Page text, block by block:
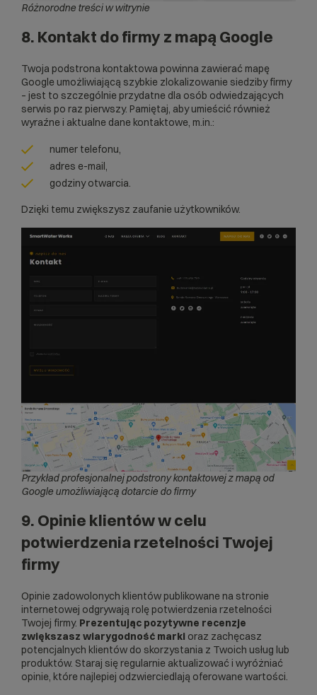
Różnorodne treści w witrynie
8. Kontakt do firmy z mapą Google
Twoja podstrona kontaktowa powinna zawierać mapę
Google umożliwiającą szybkie zlokalizowanie siedziby firmy
– jest to szczególnie przydatne dla osób odwiedzających
serwis po raz pierwszy. Pamiętaj, aby umieścić również
wyraźne i aktualne dane kontaktowe, m.in.:
numer telefonu,
adres e-mail,
godziny otwarcia.
Dzięki temu zwiększysz zaufanie użytkowników.
Przykład profesjonalnej podstrony kontaktowej z mapą od
Google umożliwiającą dotarcie do firmy
9. Opinie klientów w celu
potwierdzenia rzetelności Twojej
firmy
Opinie zadowolonych klientów publikowane na stronie
internetowej odgrywają rolę potwierdzenia rzetelności
Twojej firmy. Prezentując pozytywne recenzje
zwiększasz wiarygodność marki oraz zachęcasz
potencjalnych klientów do skorzystania z Twoich usług lub
produktów. Staraj się regularnie aktualizować i wyróżniać
opinie, które najlepiej odzwierciedlają oferowane wartości.